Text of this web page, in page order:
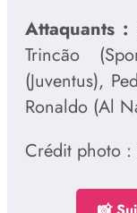
Attaquants :
Trincão
(Juventus),
Ronaldo (Al
Crédit photo